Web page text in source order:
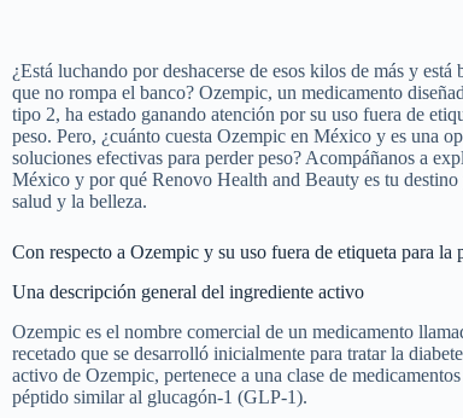
¿Está luchando por deshacerse de esos kilos de más y
que no rompa el banco? Ozempic, un medicamento
tipo 2, ha estado ganando atención por su uso fuera de
peso. Pero, ¿cuánto cuesta Ozempic en México y es una
soluciones efectivas para perder peso? Acompáñanos a
México y por qué Renovo Health and Beauty es tu
salud y la belleza.
Con respecto a Ozempic y su uso fuera de etiqueta para la
Una descripción general del ingrediente activo
Ozempic es el nombre comercial de un medicamento
recetado que se desarrolló inicialmente para tratar la
activo de Ozempic, pertenece a una clase de
péptido similar al glucagón-1 (GLP-1).